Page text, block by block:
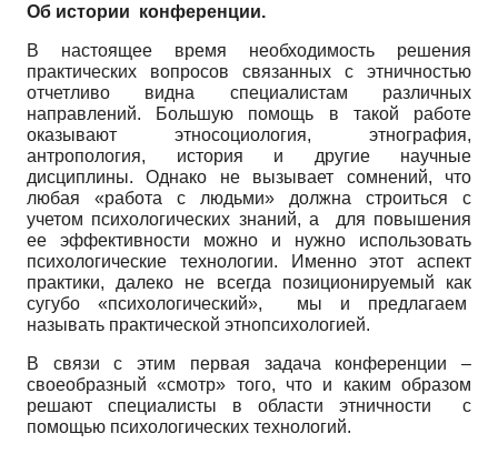
Об истории конференции.
В настоящее время необходимость решения
практических вопросов связанных с этничностью
отчетливо видна специалистам различных
направлений. Большую помощь в такой работе
оказывают этносоциология, этнография,
антропология, история и другие научные
дисциплины. Однако не вызывает сомнений, что
любая «работа с людьми» должна строиться с
учетом психологических знаний, а для повышения
ее эффективности можно и нужно использовать
психологические технологии. Именно этот аспект
практики, далеко не всегда позиционируемый как
сугубо «психологический», мы и предлагаем
называть практической этнопсихологией.
В связи с этим первая задача конференции –
своеобразный «смотр» того, что и каким образом
решают специалисты в области этничности с
помощью психологических технологий.